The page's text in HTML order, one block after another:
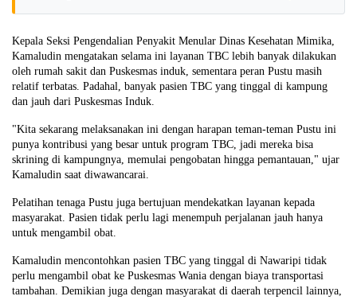
Kepala Seksi Pengendalian Penyakit Menular Dinas Kesehatan Mimika,
Kamaludin mengatakan selama ini layanan TBC lebih banyak dilakukan
oleh rumah sakit dan Puskesmas induk, sementara peran Pustu masih
relatif terbatas. Padahal, banyak pasien TBC yang tinggal di kampung
dan jauh dari Puskesmas Induk.
"Kita sekarang melaksanakan ini dengan harapan teman-teman Pustu ini
punya kontribusi yang besar untuk program TBC, jadi mereka bisa
skrining di kampungnya, memulai pengobatan hingga pemantauan," ujar
Kamaludin saat diwawancarai.
Pelatihan tenaga Pustu juga bertujuan mendekatkan layanan kepada
masyarakat. Pasien tidak perlu lagi menempuh perjalanan jauh hanya
untuk mengambil obat.
Kamaludin mencontohkan pasien TBC yang tinggal di Nawaripi tidak
perlu mengambil obat ke Puskesmas Wania dengan biaya transportasi
tambahan. Demikian juga dengan masyarakat di daerah terpencil lainnya,